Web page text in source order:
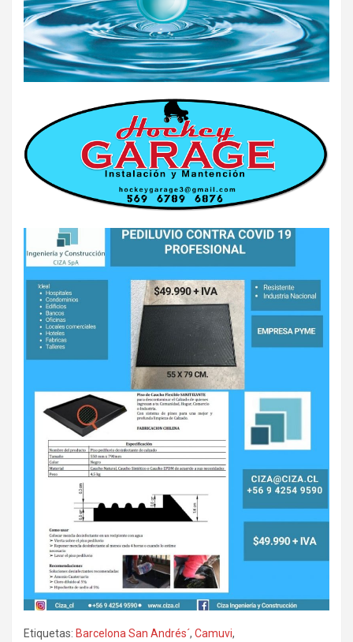
Etiquetas: Barcelona San Andrés´, Camuvi,